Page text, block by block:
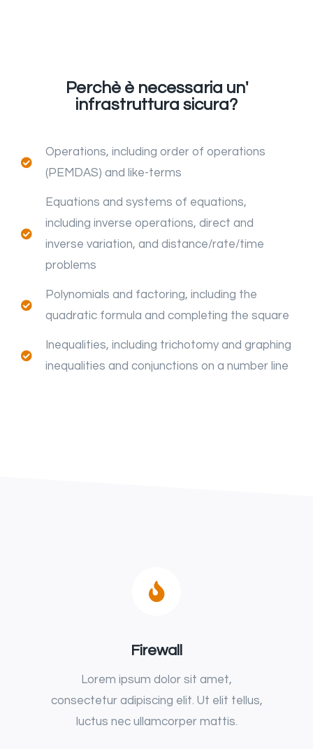
Perchè è necessaria un'
infrastruttura sicura?
Operations, including order of operations
(PEMDAS) and like-terms
Equations and systems of equations,
including inverse operations, direct and
inverse variation, and distance/rate/time
problems
Polynomials and factoring, including the
quadratic formula and completing the square
Inequalities, including trichotomy and graphing
inequalities and conjunctions on a number line
Firewall
Lorem ipsum dolor sit amet,
consectetur adipiscing elit. Ut elit tellus,
luctus nec ullamcorper mattis.